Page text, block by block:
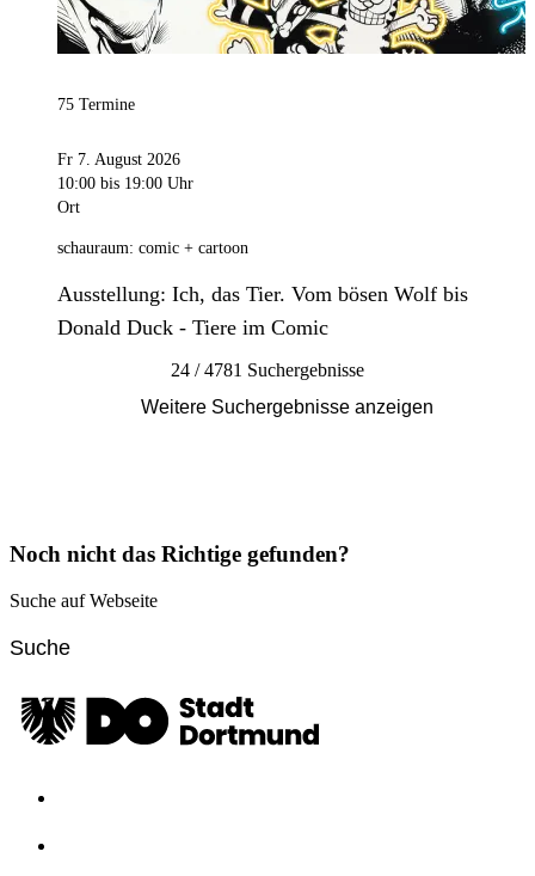
75 Termine
Fr 7. August 2026
10:00 bis 19:00 Uhr
Ort
schauraum: comic + cartoon
Ausstellung: Ich, das Tier. Vom bösen Wolf bis
Donald Duck - Tiere im Comic
24 / 4781 Suchergebnisse
Weitere Suchergebnisse anzeigen
Noch nicht das Richtige gefunden?
Suche auf Webseite